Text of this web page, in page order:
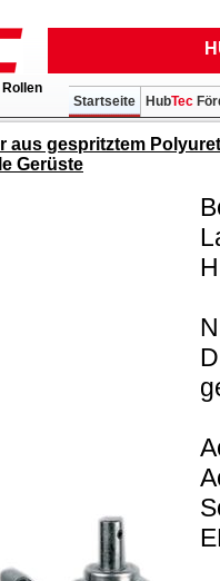
HubTec
Startseite
aus gespritztem
Gerüste